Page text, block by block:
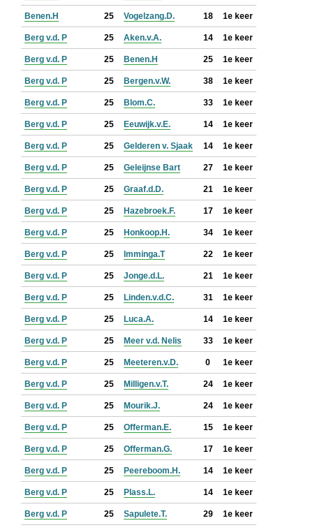
Benen.H 25 Vogelzang.D. 18 1e keer
Berg v.d. P 25 Aken.v.A. 14 1e keer
Berg v.d. P 25 Benen.H 25 1e keer
Berg v.d. P 25 Bergen.v.W. 38 1e keer
Berg v.d. P 25 Blom.C. 33 1e keer
Berg v.d. P 25 Eeuwijk.v.E. 14 1e keer
Berg v.d. P 25 Gelderen v. Sjaak 14 1e keer
Berg v.d. P 25 Geleijnse Bart 27 1e keer
Berg v.d. P 25 Graaf.d.D. 21 1e keer
Berg v.d. P 25 Hazebroek.F. 17 1e keer
Berg v.d. P 25 Honkoop.H. 34 1e keer
Berg v.d. P 25 Imminga.T 22 1e keer
Berg v.d. P 25 Jonge.d.L. 21 1e keer
Berg v.d. P 25 Linden.v.d.C. 31 1e keer
Berg v.d. P 25 Luca.A. 14 1e keer
Berg v.d. P 25 Meer v.d. Nelis 33 1e keer
Berg v.d. P 25 Meeteren.v.D. 0 1e keer
Berg v.d. P 25 Milligen.v.T. 24 1e keer
Berg v.d. P 25 Mourik.J. 24 1e keer
Berg v.d. P 25 Offerman.E. 15 1e keer
Berg v.d. P 25 Offerman.G. 17 1e keer
Berg v.d. P 25 Peereboom.H. 14 1e keer
Berg v.d. P 25 Plass.L. 14 1e keer
Berg v.d. P 25 Sapulete.T. 29 1e keer